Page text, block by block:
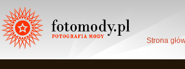
Strona